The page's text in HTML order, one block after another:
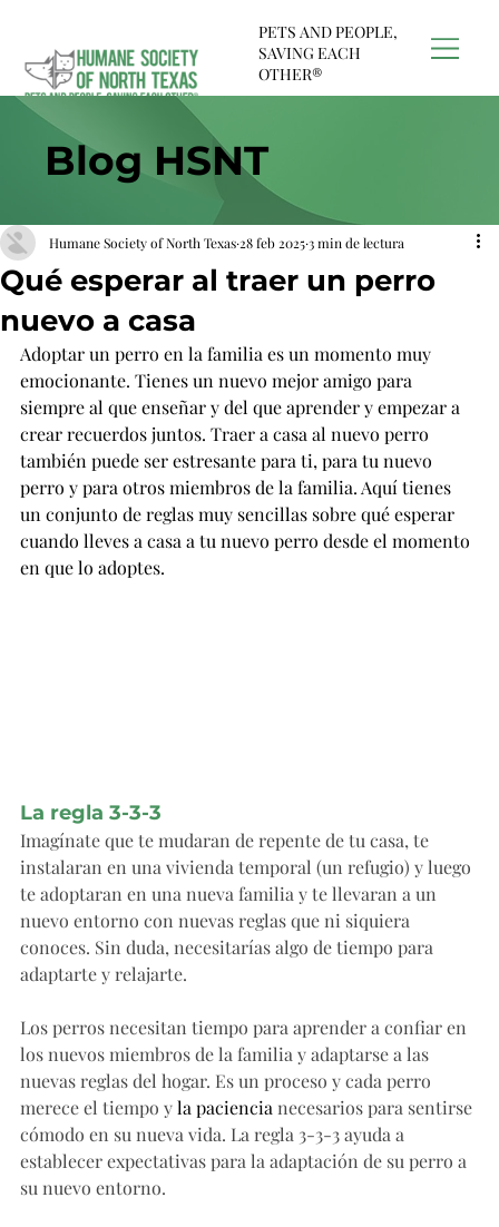
PETS AND PEOPLE,
SAVING EACH
OTHER®
Blog HSNT
Qué esperar al traer un perro
nuevo a casa
Humane Society of North Texas 28 feb 20253 min de lectura
Adoptar un perro en la familia es un momento muy
emocionante. Tienes un nuevo mejor amigo para
siempre al que enseñar y del que aprender y empezar a
crear recuerdos juntos. Traer a casa al nuevo perro
también puede ser estresante para ti, para tu nuevo
perro y para otros miembros de la familia. Aquí tienes
un conjunto de reglas muy sencillas sobre qué esperar
cuando lleves a casa a tu nuevo perro desde el momento
en que lo adoptes.
La regla 3-3-3
Imagínate que te mudaran de repente de tu casa, te
instalaran en una vivienda temporal (un refugio) y luego
te adoptaran en una nueva familia y te llevaran a un
nuevo entorno con nuevas reglas que ni siquiera
conoces. Sin duda, necesitarías algo de tiempo para
adaptarte y relajarte.
Los perros necesitan tiempo para aprender a confiar en
los nuevos miembros de la familia y adaptarse a las
nuevas reglas del hogar. Es un proceso y cada perro
merece el tiempo y la paciencia necesarios para sentirse
cómodo en su nueva vida. La regla 3-3-3 ayuda a
establecer expectativas para la adaptación de su perro a
su nuevo entorno.